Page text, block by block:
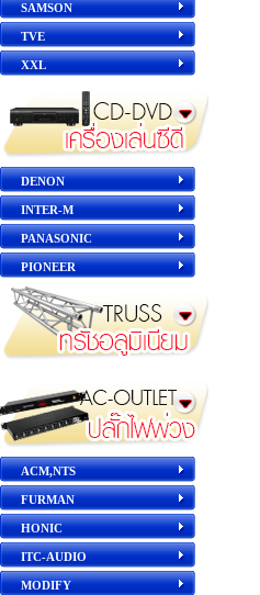
SAMSON
TVE
XXL
DENON
INTER-M
PANASONIC
PIONEER
ACM,NTS
FURMAN
HONIC
ITC-AUDIO
MODIFY